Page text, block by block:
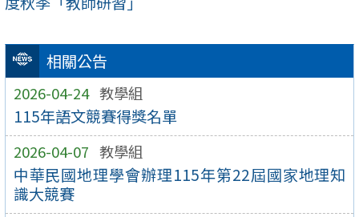
相關公告
2026-04-24 教學組
115年語文競賽得獎名單
2026-04-07 教學組
中華民國地理學會辦理115年第22屆國家地理知
識大競賽